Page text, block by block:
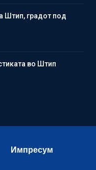
Штип, градот под
во Штип
Импресум